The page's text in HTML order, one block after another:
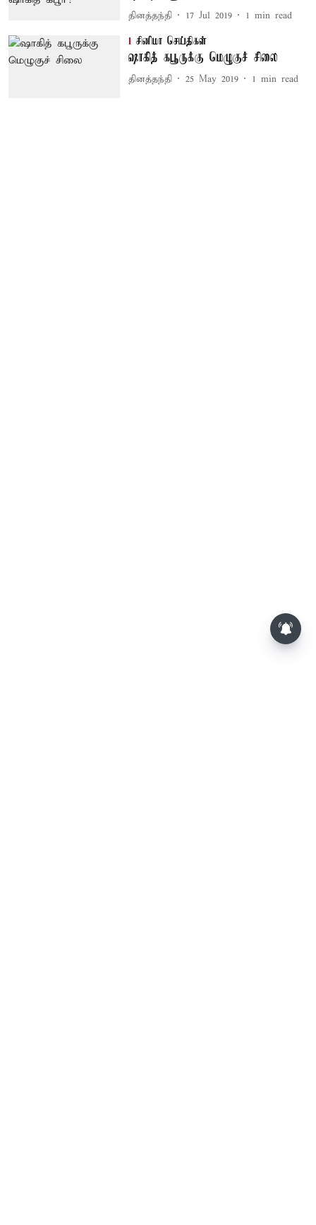
தினத்தந்தி 17 Jul 2019 1 min read
சினிமா செய்திகள்
ஷாகித் கபூருக்கு மெழுகுச் சிலை
தினத்தந்தி 25 May 2019 1 min read